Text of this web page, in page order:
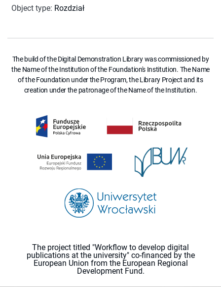
Object type: Rozdział
The build of the Digital Demonstration Library was commissioned by
the Name of the Institution of the Foundation's Institution. The Name
of the Foundation under the Program, the Library Project and its
creation under the patronage of the Name of the Institution.
The project titled "Workflow to develop digital
publications at the university" co-financed by the
European Union from the European Regional
Development Fund.